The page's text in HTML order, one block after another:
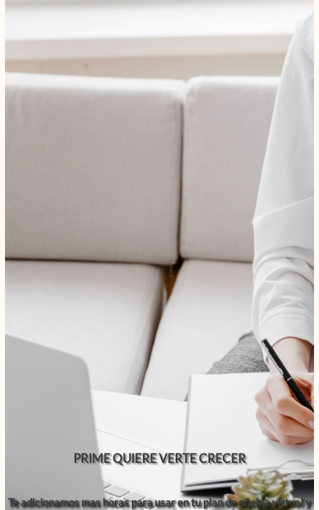
PRIME QUIERE VERTE CRECER
Te adicionamos mas horas para usar en tu plan de oficina virtual y